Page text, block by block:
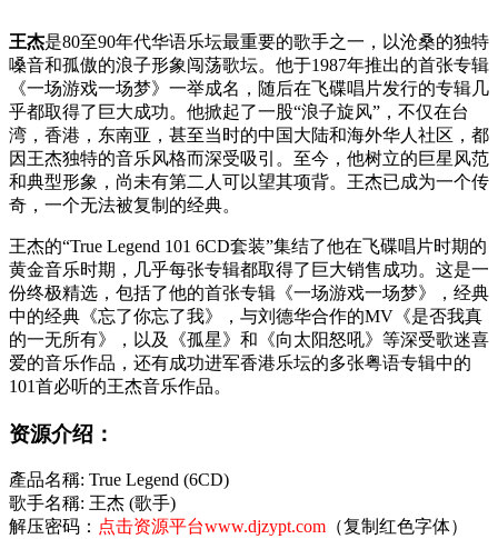
王杰是80至90年代华语乐坛最重要的歌手之一，以沧桑的独特
嗓音和孤傲的浪子形象闯荡歌坛。他于1987年推出的首张专辑
《一场游戏一场梦》一举成名，随后在飞碟唱片发行的专辑几
乎都取得了巨大成功。他掀起了一股“浪子旋风”，不仅在台
湾，香港，东南亚，甚至当时的中国大陆和海外华人社区，都
因王杰独特的音乐风格而深受吸引。至今，他树立的巨星风范
和典型形象，尚未有第二人可以望其项背。王杰已成为一个传
奇，一个无法被复制的经典。
王杰的“True Legend 101 6CD套装”集结了他在飞碟唱片时期的
黄金音乐时期，几乎每张专辑都取得了巨大销售成功。这是一
份终极精选，包括了他的首张专辑《一场游戏一场梦》，经典
中的经典《忘了你忘了我》，与刘德华合作的MV《是否我真
的一无所有》，以及《孤星》和《向太阳怒吼》等深受歌迷喜
爱的音乐作品，还有成功进军香港乐坛的多张粤语专辑中的
101首必听的王杰音乐作品。
资源介绍：
產品名稱: True Legend (6CD)
歌手名稱: 王杰 (歌手)
解压密码： 点击资源平台www.djzypt.com （复制红色字体）